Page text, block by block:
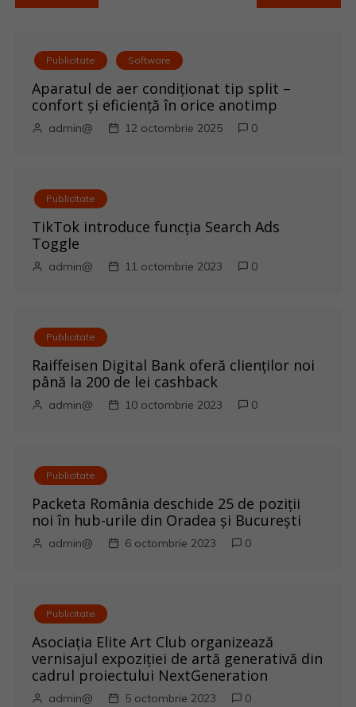
Publicitate Software
Aparatul de aer condiționat tip split –
confort și eficiență în orice anotimp
admin@ 12 octombrie 2025 0
Publicitate
TikTok introduce funcția Search Ads
Toggle
admin@ 11 octombrie 2023 0
Publicitate
Raiffeisen Digital Bank oferă clienților noi
până la 200 de lei cashback
admin@ 10 octombrie 2023 0
Publicitate
Packeta România deschide 25 de poziții
noi în hub-urile din Oradea și București
admin@ 6 octombrie 2023 0
Publicitate
Asociația Elite Art Club organizează
vernisajul expoziției de artă generativă din
cadrul proiectului NextGeneration
admin@ 5 octombrie 2023 0